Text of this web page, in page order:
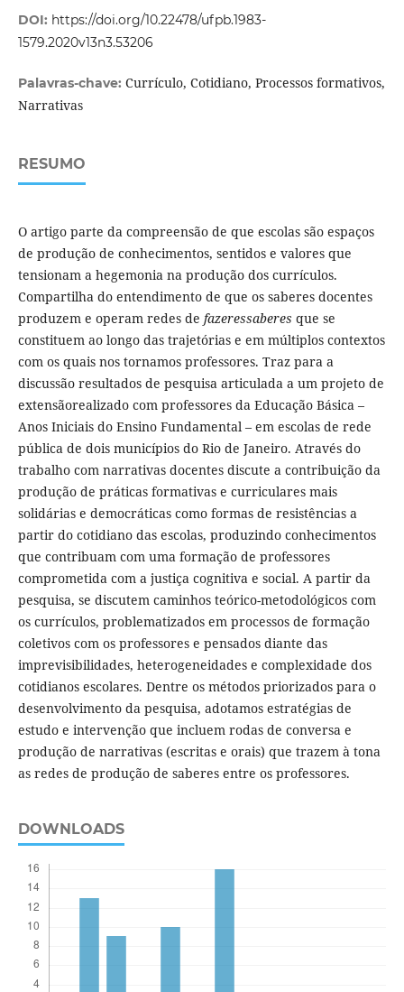
DOI: https://doi.org/10.22478/ufpb.1983-
1579.2020v13n3.53206
Palavras-chave: Currículo, Cotidiano, Processos formativos,
Narrativas
RESUMO
O artigo parte da compreensão de que escolas são espaços
de produção de conhecimentos, sentidos e valores que
tensionam a hegemonia na produção dos currículos.
Compartilha do entendimento de que os saberes docentes
produzem e operam redes de fazeressaberes que se
constituem ao longo das trajetórias e em múltiplos contextos
com os quais nos tornamos professores. Traz para a
discussão resultados de pesquisa articulada a um projeto de
extensãorealizado com professores da Educação Básica –
Anos Iniciais do Ensino Fundamental – em escolas de rede
pública de dois municípios do Rio de Janeiro. Através do
trabalho com narrativas docentes discute a contribuição da
produção de práticas formativas e curriculares mais
solidárias e democráticas como formas de resistências a
partir do cotidiano das escolas, produzindo conhecimentos
que contribuam com uma formação de professores
comprometida com a justiça cognitiva e social. A partir da
pesquisa, se discutem caminhos teórico-metodológicos com
os currículos, problematizados em processos de formação
coletivos com os professores e pensados diante das
imprevisibilidades, heterogeneidades e complexidade dos
cotidianos escolares. Dentre os métodos priorizados para o
desenvolvimento da pesquisa, adotamos estratégias de
estudo e intervenção que incluem rodas de conversa e
produção de narrativas (escritas e orais) que trazem à tona
as redes de produção de saberes entre os professores.
DOWNLOADS